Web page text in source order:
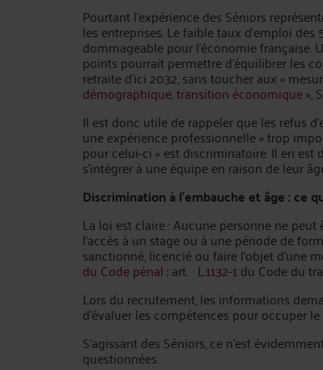
Pourtant l’expérience des Séniors
les entreprises. Le faible taux d’emploi des
dommageable pour l’économie française.
points pourrait permettre d’équilibrer les
retraite d’ici 2032, sans toucher aux «
démographique, transition économique»,
Il est donc utile de rappeler que les refus
une expérience professionnelle « trop
pour celui-ci » est discriminatoire. Il en est
s’intégrer à une équipe en raison de leur
Discrimination à l’embauche et âge : ce
La loi est claire : Aucune personne ne
l’accès à un stage ou à une période de
sanctionné, licencié ou faire l’objet d’une
du Code pénal; art. L.1132-1du Code du
Lors du recrutement, les informations
d’évaluer les compétences pour occuper
S’agissant des Séniors, ce n’est
questionnées.